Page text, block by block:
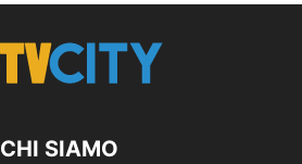
CHI SIAMO